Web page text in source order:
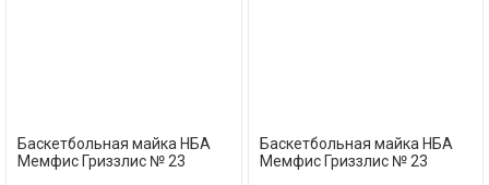
Баскетбольная майка НБА
Мемфис Гриззлис № 23
Баскетбольная майка НБА
Мемфис Гриззлис № 23